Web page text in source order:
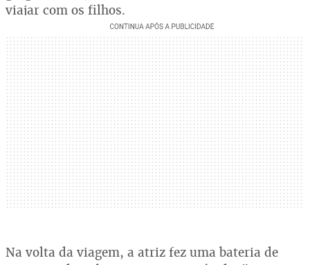
viajar com os filhos.
Na volta da viagem, a atriz fez uma bateria de